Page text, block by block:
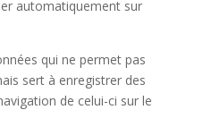
automatiquement sur
qui ne permet pas
sert à enregistrer des
de celui-ci sur le